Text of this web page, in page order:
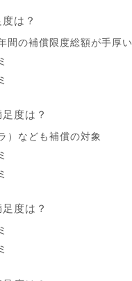
は？
間の補償限度総額が手厚い
度は？
）なども補償の対象
度は？